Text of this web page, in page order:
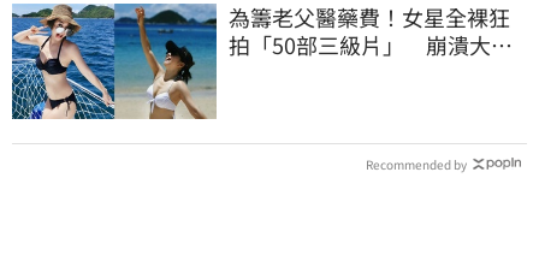
為籌老父醫藥費！女星全裸狂
拍「50部三級片」 崩潰大
Recommended by